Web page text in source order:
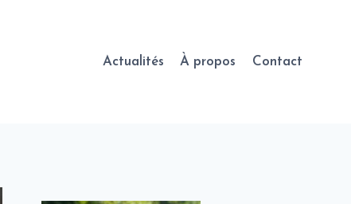
Actualités À propos Contact